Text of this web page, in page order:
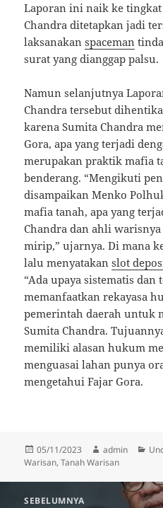
Laporan ini naik ke
Chandra ditetapkan jadi
laksanakanspaceman
surat yang dianggap palsu.
Namun selanjutnya
Chandra tersebut
karena Sumita Chandra
Gora, apa yang terjadi
merupakan praktik mafia
benderang. “Mengikuti
disampaikan Menko
mafia tanah, apa yang
Chandra dan ahli
mirip,” ujarnya. Di mana
lalu menyatakanslot
“Ada upaya sistematis
memanfaatkan rekayasa
pemerintah daerah untuk
Sumita Chandra.
memiliki alasan hukum
menguasai lahan punya
mengetahui Fajar Gora.
Diposkan
pada
05/11/2023 Penulis
admin
Warisan,Tanah Warisan
SEBELUMNYA